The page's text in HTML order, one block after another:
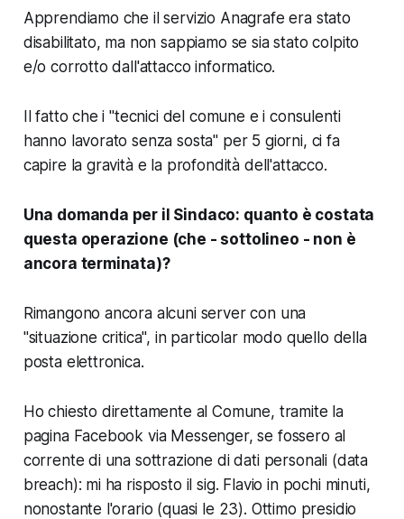
Apprendiamo che il servizio Anagrafe era stato
disabilitato, ma non sappiamo se sia stato colpito
e/o corrotto dall'attacco informatico.
Il fatto che i "tecnici del comune e i consulenti
hanno lavorato senza sosta" per 5 giorni, ci fa
capire la gravità e la profondità dell'attacco.
Una domanda per il Sindaco: quanto è costata
questa operazione (che - sottolineo - non è
ancora terminata)?
Rimangono ancora alcuni server con una
"situazione critica", in particolar modo quello della
posta elettronica.
Ho chiesto direttamente al Comune, tramite la
pagina Facebook via Messenger, se fossero al
corrente di una sottrazione di dati personali (data
breach): mi ha risposto il sig. Flavio in pochi minuti,
nonostante l'orario (quasi le 23). Ottimo presidio